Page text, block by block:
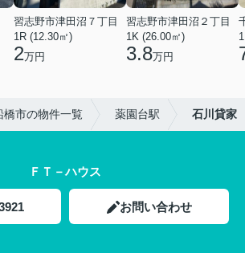
習志野市津田沼７丁目
1R (12.30㎡)
2万円
習志野市津田沼２丁目
1K (26.00㎡)
3.8万円
橋市の物件一覧 薬園台駅 石川貸家
ＦＴ－ハウス
お問い合わせ